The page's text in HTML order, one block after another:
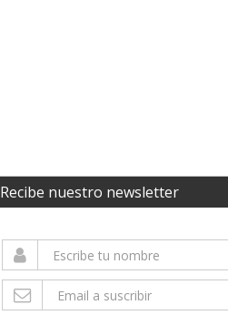
Recibe nuestro newsletter